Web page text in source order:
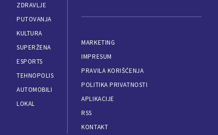
ZDRAVLJE
PUTOVANJA
KULTURA
SUPERŽENA
ESPORTS
TEHNOPOLIS
AUTOMOBILI
LOKAL
MARKETING
IMPRESUM
PRAVILA KORIŠĆENJA
POLITIKA PRIVATNOSTI
APLIKACIJE
RSS
KONTAKT